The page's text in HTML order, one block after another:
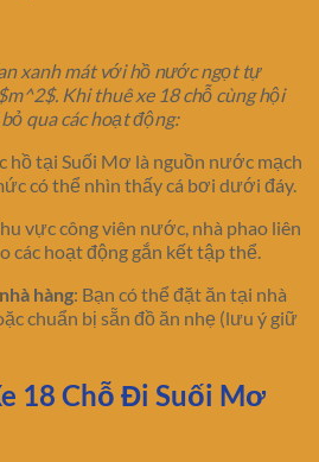
xanh mát với hồ nước ngọt tự
Khi thuê xe 18 chỗ cùng hội
qua các hoạt động:
hồ tại Suối Mơ là nguồn nước mạch
có thể nhìn thấy cá bơi dưới đáy.
vực công viên nước, nhà phao liên
các hoạt động gắn kết tập thể.
hàng: Bạn có thể đặt ăn tại nhà
chuẩn bị sẵn đồ ăn nhẹ (lưu ý giữ
18 Chỗ Đi Suối Mơ